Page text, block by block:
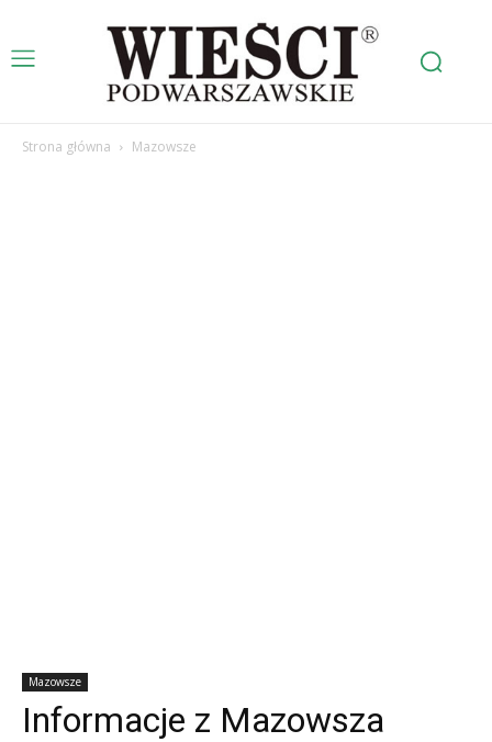
Strona główna Mazowsze
Mazowsze
Informacje z Mazowsza